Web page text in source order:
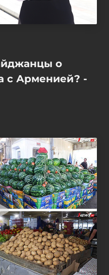
о
с Арменией? -